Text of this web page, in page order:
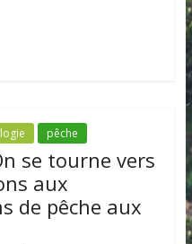
pêche
se tourne vers
aux
de pêche aux